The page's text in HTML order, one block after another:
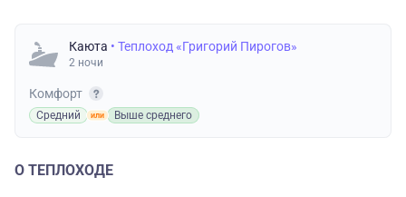
Каюта • Теплоход «Григорий Пирогов»
2 ночи
Комфорт
Средний Выше среднего
О ТЕПЛОХОДЕ